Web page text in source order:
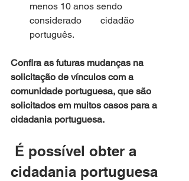
menos 10 anos sendo
considerado 	cidadão
português.
Confira as futuras mudanças na
solicitação de vínculos com a
comunidade portuguesa, que são
solicitados em muitos casos para a
cidadania portuguesa.
cidadania portuguesa